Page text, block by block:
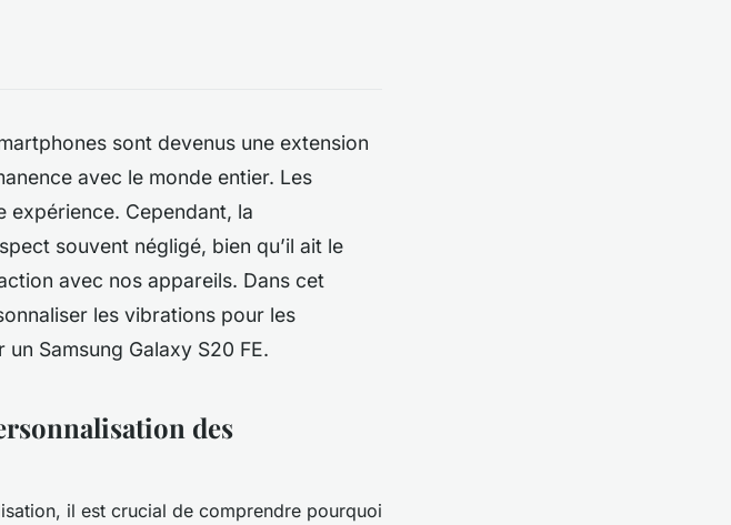
sont devenus une extension
avec le monde entier. Les
Cependant, la
souvent négligé, bien qu’il ait le
avec nos appareils. Dans cet
les vibrations pour les
Samsung Galaxy S20 FE.
des
il est crucial de comprendre pourquoi